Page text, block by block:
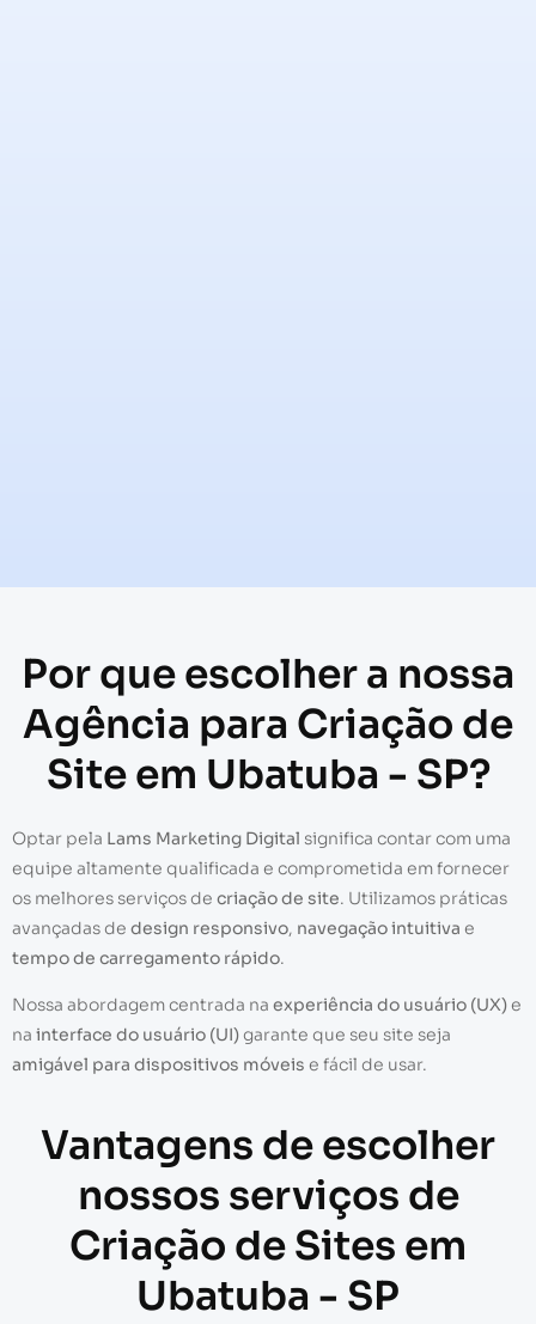
Por que escolher a nossa
Agência para Criação de
Site em Ubatuba - SP?
Optar pela Lams Marketing Digital significa contar com uma
equipe altamente qualificada e comprometida em fornecer
os melhores serviços de criação de site. Utilizamos práticas
avançadas de design responsivo, navegação intuitiva e
tempo de carregamento rápido.
Nossa abordagem centrada na experiência do usuário (UX)e
na interface do usuário (UI)garante que seu site seja
amigável para dispositivos móveis e fácil de usar.
Vantagens de escolher
nossos serviços de
Criação de Sites em
Ubatuba - SP